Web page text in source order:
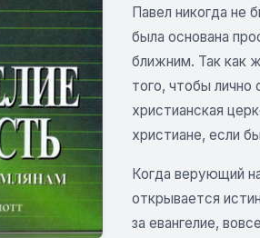
Павел никогда не
была основана
ближним. Так как
того, чтобы лично
христианская
христиане, если
Когда верующий
открывается
за евангелие,